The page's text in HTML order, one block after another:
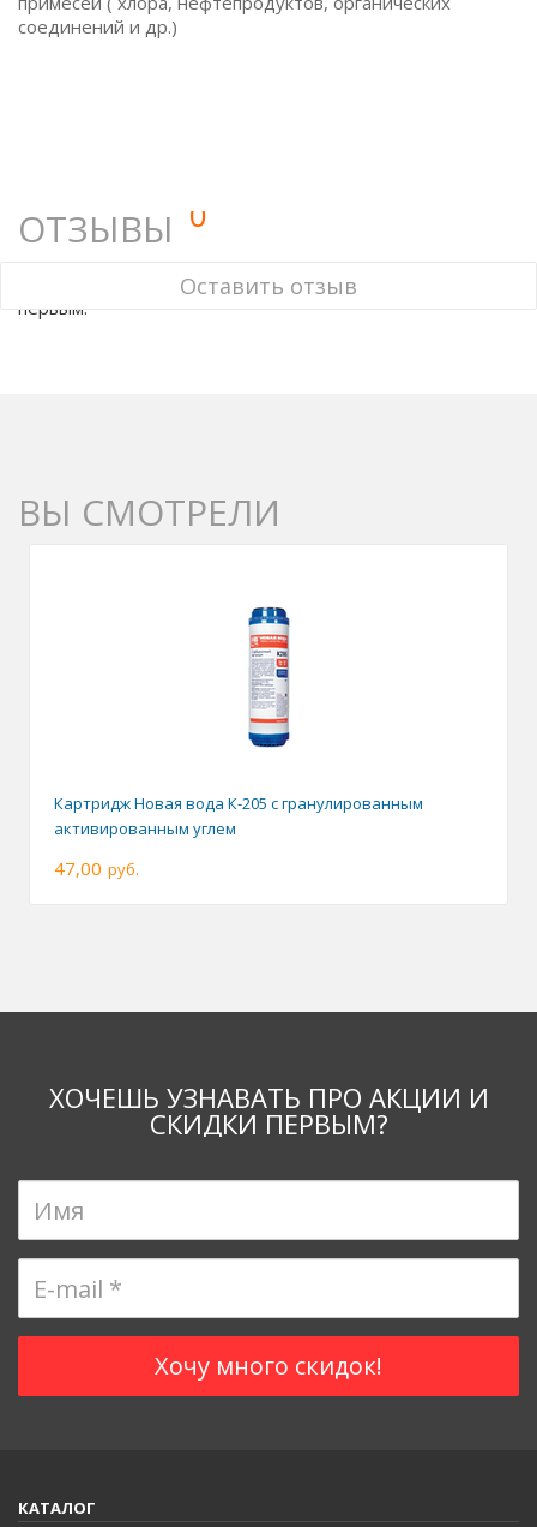
соединений и др.)
ОТЗЫВЫ 0
Оставить отзыв
У этого товара нет ни одного отзыва. Вы можете стать
первым.
ВЫ СМОТРЕЛИ
Картридж Новая вода К-205 с гранулированным
активированным углем
47,00 руб.
ХОЧЕШЬ УЗНАВАТЬ ПРО АКЦИИ И
СКИДКИ ПЕРВЫМ?
КАТАЛОГ